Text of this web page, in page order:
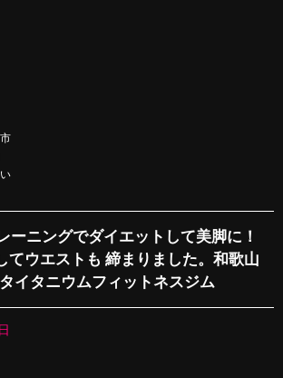
ーニングでダイエットして美脚に！
てウエストも 締まりました。和歌山
イタニウムフィットネスジム